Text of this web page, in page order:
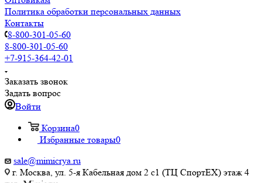
Политика обработки персональных данных
Контакты
8-800-301-05-60
8-800-301-05-60
+7-915-364-42-01
Заказать звонок
Задать вопрос
Войти
Корзина0
Избранные товары0
sale@mimicrya.ru
г. Москва, ул. 5-я Кабельная дом 2 с1 (ТЦ СпортEX) этаж 4